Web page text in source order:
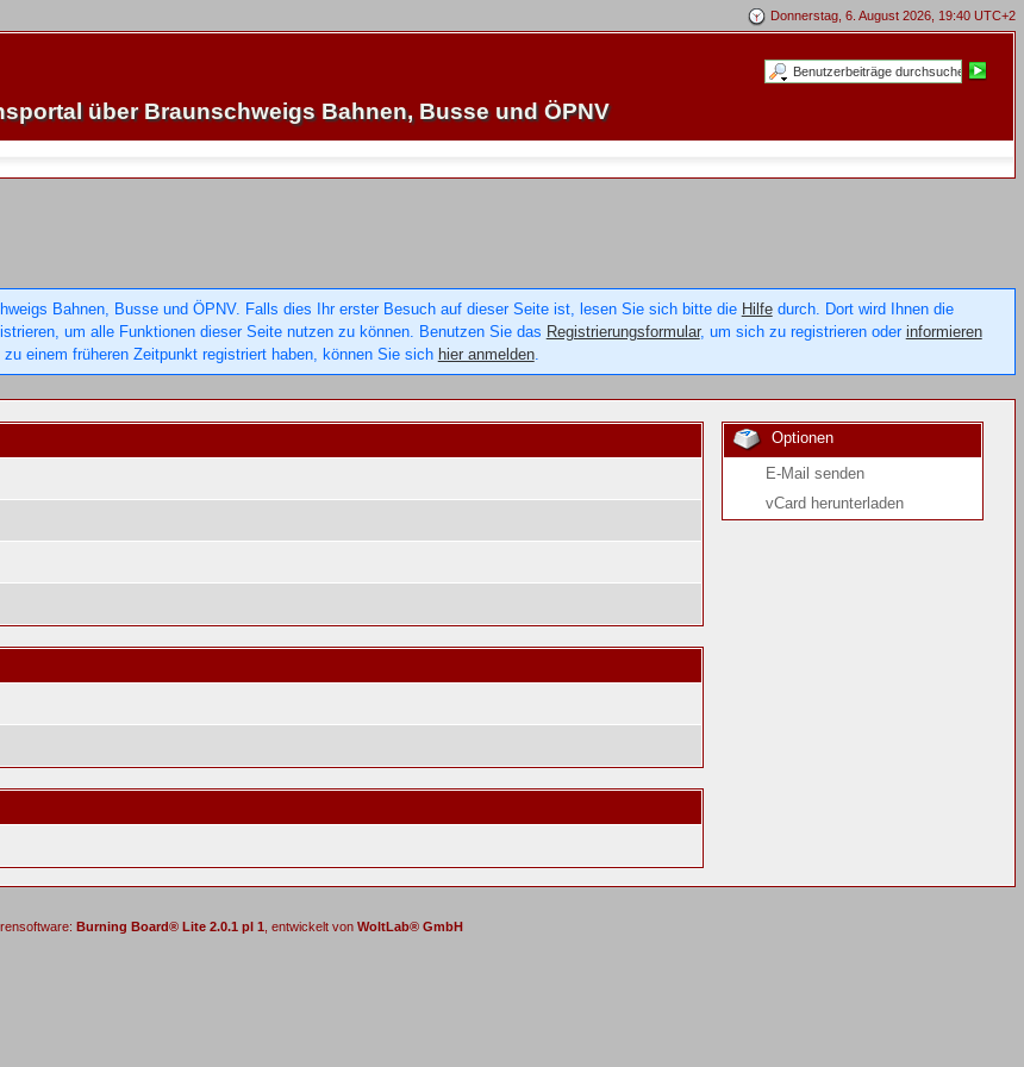
Donnerstag, 6. August 2026, 19:40 UTC+2
über Braunschweigs Bahnen, Busse und ÖPNV
Bahnen, Busse und ÖPNV. Falls dies Ihr erster Besuch auf dieser Seite ist, lesen Sie sich bitte die Hilfedurch. Dort wird Ihnen die
um alle Funktionen dieser Seite nutzen zu können. Benutzen Sie das Registrierungsformular, um sich zu registrieren oder informieren
einem früheren Zeitpunkt registriert haben, können Sie sich hier anmelden.
Optionen
E-Mail senden
vCard herunterladen
Burning Board® Lite 2.0.1 pl 1 , entwickelt von WoltLab® GmbH